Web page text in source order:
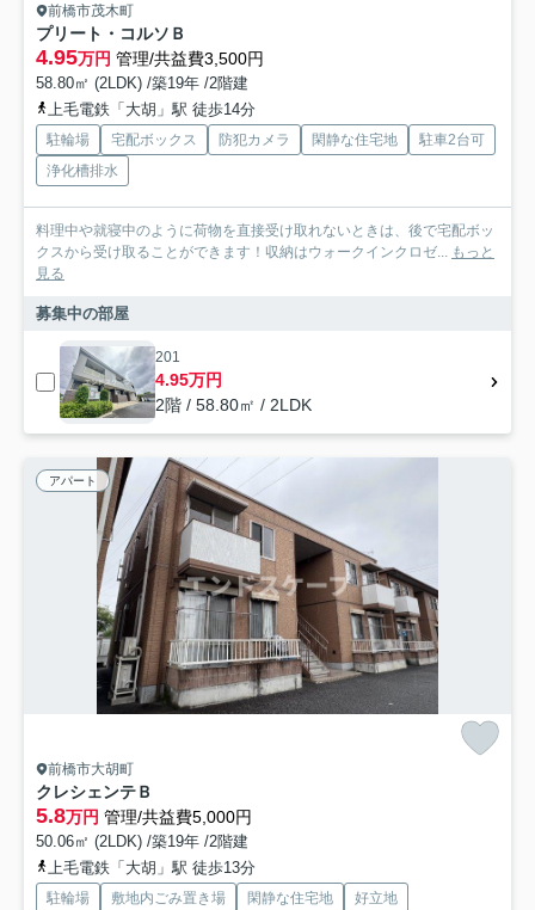
前橋市茂木町
プリート・コルソＢ
4.95万円 管理/共益費3,500円
58.80㎡ (2LDK) /築19年 /2階建
上毛電鉄「大胡」駅 徒歩14分
駐輪場 宅配ボックス 防犯カメラ 閑静な住宅地
駐車2台可
浄化槽排水
料理中や就寝中のように荷物を直接受け取れないときは、後で宅配ボッ
クスから受け取ることができます！収納はウォークインクロゼ... もっと
見る
募集中の部屋
201
4.95万円
2階 / 58.80㎡ / 2LDK
アパート
前橋市大胡町
クレシェンテＢ
5.8万円 管理/共益費5,000円
50.06㎡ (2LDK) /築19年 /2階建
上毛電鉄「大胡」駅 徒歩13分
駐輪場 敷地内ごみ置き場 閑静な住宅地
好立地